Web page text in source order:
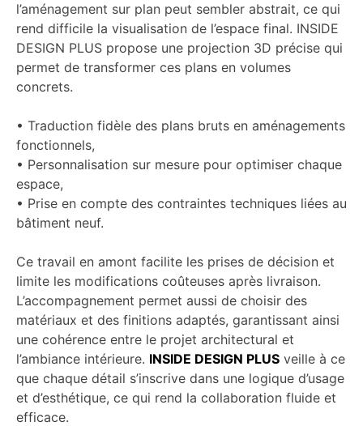
l’aménagement sur plan peut sembler abstrait, ce qui
rend difficile la visualisation de l’espace final. INSIDE
DESIGN PLUS propose une projection 3D précise qui
permet de transformer ces plans en volumes
concrets.
• Traduction fidèle des plans bruts en aménagements
fonctionnels,
• Personnalisation sur mesure pour optimiser chaque
espace,
• Prise en compte des contraintes techniques liées au
bâtiment neuf.
Ce travail en amont facilite les prises de décision et
limite les modifications coûteuses après livraison.
L’accompagnement permet aussi de choisir des
matériaux et des finitions adaptés, garantissant ainsi
une cohérence entre le projet architectural et
l’ambiance intérieure. INSIDE DESIGN PLUS veille à ce
que chaque détail s’inscrive dans une logique d’usage
et d’esthétique, ce qui rend la collaboration fluide et
efficace.